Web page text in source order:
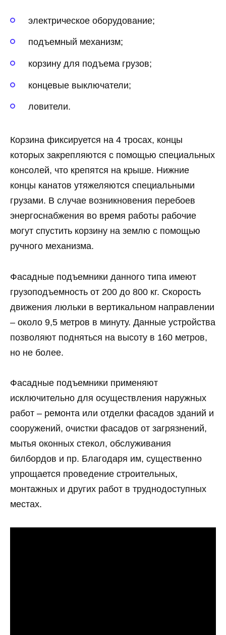
электрическое оборудование;
подъемный механизм;
корзину для подъема грузов;
концевые выключатели;
ловители.
Корзина фиксируется на 4 тросах, концы
которых закрепляются с помощью специальных
консолей, что крепятся на крыше. Нижние
концы канатов утяжеляются специальными
грузами. В случае возникновения перебоев
энергоснабжения во время работы рабочие
могут спустить корзину на землю с помощью
ручного механизма.
Фасадные подъемники данного типа имеют
грузоподъемность от 200 до 800 кг. Скорость
движения люльки в вертикальном направлении
– около 9,5 метров в минуту. Данные устройства
позволяют подняться на высоту в 160 метров,
но не более.
Фасадные подъемники применяют
исключительно для осуществления наружных
работ – ремонта или отделки фасадов зданий и
сооружений, очистки фасадов от загрязнений,
мытья оконных стекол, обслуживания
билбордов и пр. Благодаря им, существенно
упрощается проведение строительных,
монтажных и других работ в труднодоступных
местах.